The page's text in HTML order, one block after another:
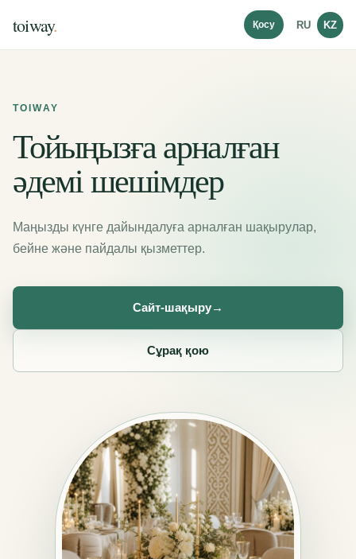
toiway. RU KZ
TOIWAY
Тойыңызға арналған
әдемі шешімдер
Маңызды күнге дайындалуға арналған шақырулар,
бейне және пайдалы қызметтер.
Сайт-шақыру→
Сұрақ қою